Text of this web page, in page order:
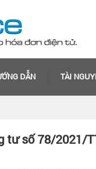
DẪN TÀI
tư số 78/2021/